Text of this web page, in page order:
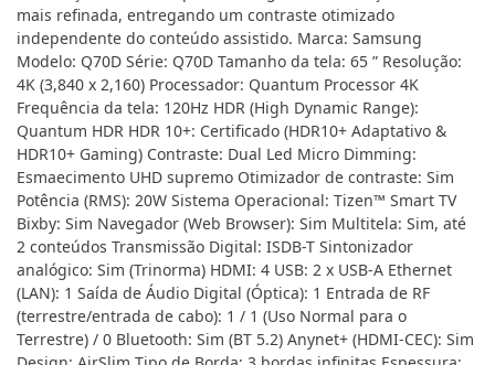
mais refinada, entregando um contraste otimizado
independente do conteúdo assistido. Marca: Samsung
Modelo: Q70D Série: Q70D Tamanho da tela: 65 ” Resolução:
4K (3,840 x 2,160) Processador: Quantum Processor 4K
Frequência da tela: 120Hz HDR (High Dynamic Range):
Quantum HDR HDR 10+: Certificado (HDR10+ Adaptativo &
HDR10+ Gaming) Contraste: Dual Led Micro Dimming:
Esmaecimento UHD supremo Otimizador de contraste: Sim
Potência (RMS): 20W Sistema Operacional: Tizen™ Smart TV
Bixby: Sim Navegador (Web Browser): Sim Multitela: Sim, até
2 conteúdos Transmissão Digital: ISDB-T Sintonizador
analógico: Sim (Trinorma) HDMI: 4 USB: 2 x USB-A Ethernet
(LAN): 1 Saída de Áudio Digital (Óptica): 1 Entrada de RF
(terrestre/entrada de cabo): 1 / 1 (Uso Normal para o
Terrestre) / 0 Bluetooth: Sim (BT 5.2) Anynet+ (HDMI-CEC): Sim